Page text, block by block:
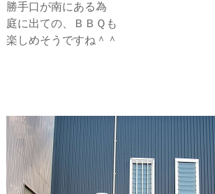
勝手口が南にある為
庭に出ての、ＢＢＱも
楽しめそうですね＾＾